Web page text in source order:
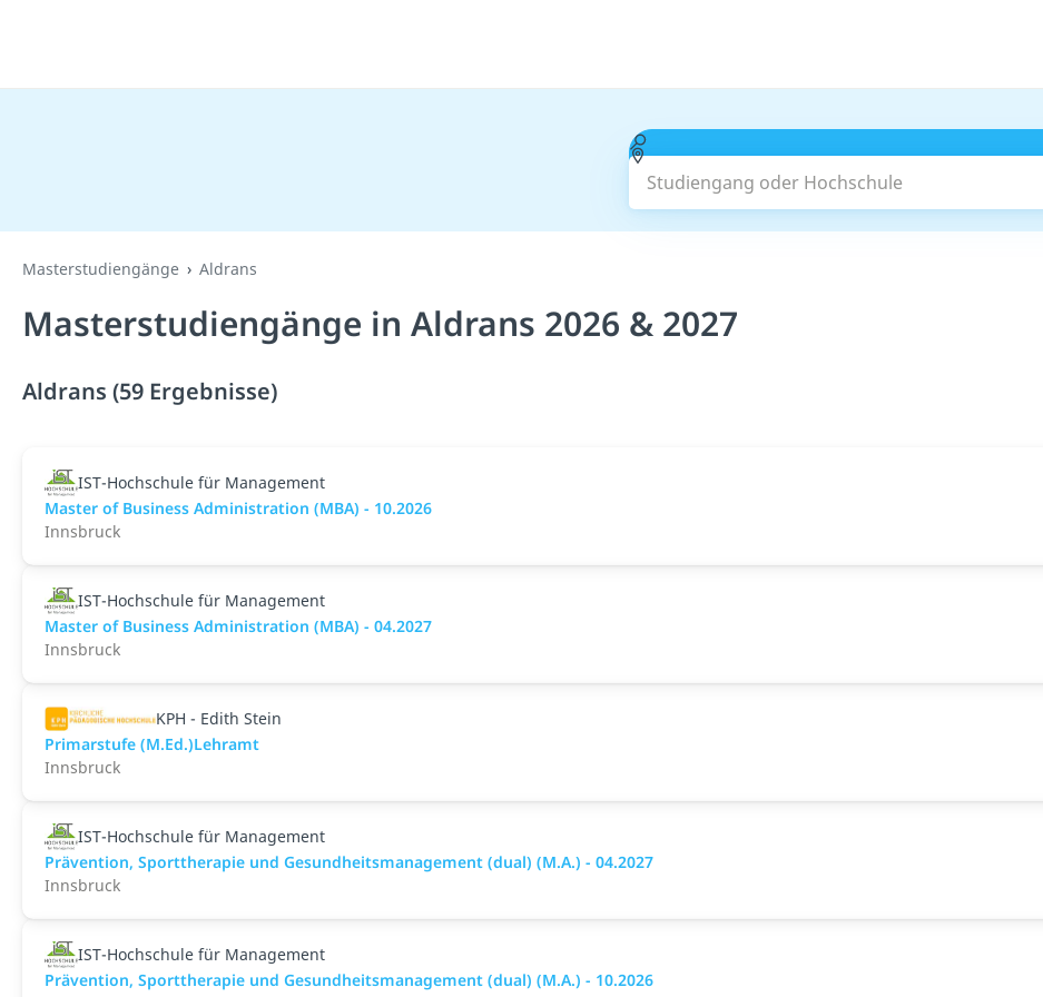
Studiengang oder Hochschule
Masterstudiengänge Aldrans
Masterstudiengänge in Aldrans 2026 & 2027
Aldrans (59 Ergebnisse)
IST-Hochschule für Management
Master of Business Administration (MBA) - 10.2026
Innsbruck
IST-Hochschule für Management
Master of Business Administration (MBA) - 04.2027
Innsbruck
KPH - Edith Stein
Primarstufe (M.Ed.)Lehramt
Innsbruck
IST-Hochschule für Management
Prävention, Sporttherapie und Gesundheitsmanagement (dual) (M.A.) - 04.2027
Innsbruck
IST-Hochschule für Management
Prävention, Sporttherapie und Gesundheitsmanagement (dual) (M.A.) - 10.2026